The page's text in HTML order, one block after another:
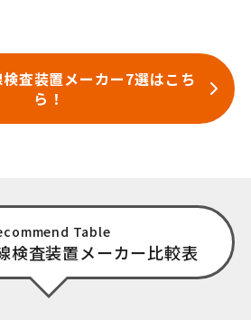
査装置メーカー7選はこち
ら！
Table
検査装置メーカー比較表